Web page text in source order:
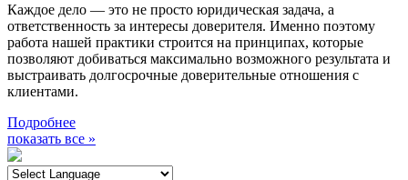
Каждое дело — это не просто юридическая задача, а
ответственность за интересы доверителя. Именно поэтому
работа нашей практики строится на принципах, которые
позволяют добиваться максимально возможного результата и
выстраивать долгосрочные доверительные отношения с
клиентами.
Подробнее
показать все »